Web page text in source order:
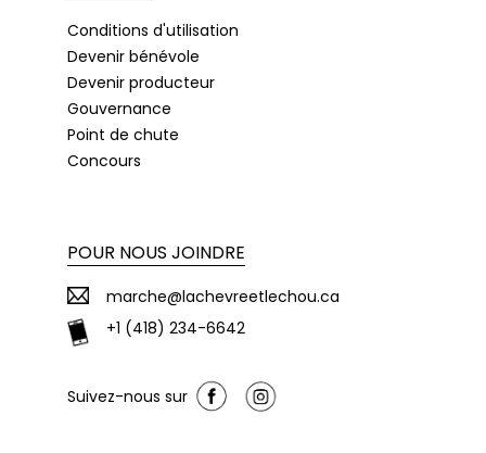
Conditions d'utilisation
Devenir bénévole
Devenir producteur
Gouvernance
Point de chute
Concours
POUR NOUS JOINDRE
marche@lachevreetlechou.ca
+1 (418) 234-6642
Suivez-nous sur